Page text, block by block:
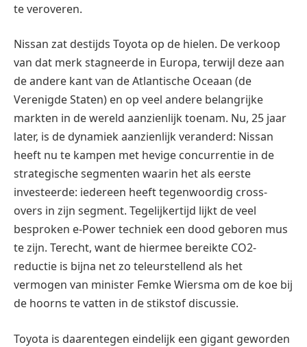
te veroveren.
Nissan zat destijds Toyota op de hielen. De verkoop
van dat merk stagneerde in Europa, terwijl deze aan
de andere kant van de Atlantische Oceaan (de
Verenigde Staten) en op veel andere belangrijke
markten in de wereld aanzienlijk toenam. Nu, 25 jaar
later, is de dynamiek aanzienlijk veranderd: Nissan
heeft nu te kampen met hevige concurrentie in de
strategische segmenten waarin het als eerste
investeerde: iedereen heeft tegenwoordig cross-
overs in zijn segment. Tegelijkertijd lijkt de veel
besproken e-Power techniek een dood geboren mus
te zijn. Terecht, want de hiermee bereikte CO2-
reductie is bijna net zo teleurstellend als het
vermogen van minister Femke Wiersma om de koe bij
de hoorns te vatten in de stikstof discussie.
Toyota is daarentegen eindelijk een gigant geworden